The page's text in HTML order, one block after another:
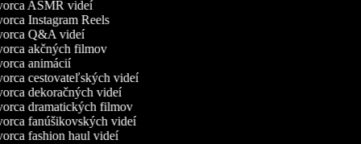
ASMR videí
Instagram Reels
Q&A videí
akčných filmov
animácií
cestovateľských videí
dekoračných videí
dramatických filmov
fanúšikovských videí
fashion haul videí